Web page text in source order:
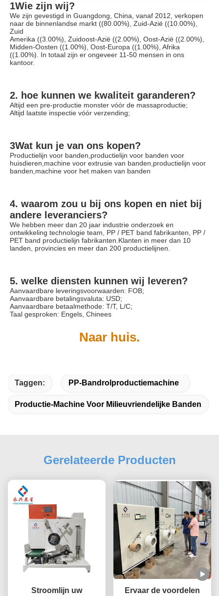
1Wie zijn wij?
We zijn gevestigd in Guangdong, China, vanaf 2012, verkopen
naar de binnenlandse markt ((80.00%), Zuid-Azië ((10.00%),
Zuid
Amerika ((3.00%), Zuidoost-Azië ((2.00%), Oost-Azië ((2.00%),
Midden-Oosten ((1.00%), Oost-Europa ((1.00%), Afrika
((1.00%). In totaal zijn er ongeveer 11-50 mensen in ons
kantoor.
2. hoe kunnen we kwaliteit garanderen?
Altijd een pre-productie monster vóór de massaproductie;
Altijd laatste inspectie vóór verzending;
3Wat kun je van ons kopen?
Productielijn voor banden,productielijn voor banden voor
huisdieren,machine voor extrusie van banden,productielijn voor
banden,machine voor het maken van banden
4. waarom zou u bij ons kopen en niet bij
andere leveranciers?
We hebben meer dan 20 jaar industrie onderzoek en
ontwikkeling technologie team, PP / PET band fabrikanten, PP /
PET band productielijn fabrikanten.Klanten in meer dan 10
landen, provincies en meer dan 200 productielijnen.
5. welke diensten kunnen wij leveren?
Aanvaardbare leveringsvoorwaarden: FOB;
Aanvaardbare betalingsvaluta: USD;
Aanvaardbare betaalmethode: T/T, L/C;
Taal gesproken: Engels, Chinees
Naar huis.
Taggen: PP-Bandrolproductiemachine
Productie-Machine Voor Milieuvriendelijke Banden
Gerelateerde Producten
Stroomlijn uw
Ervaar de voordelen